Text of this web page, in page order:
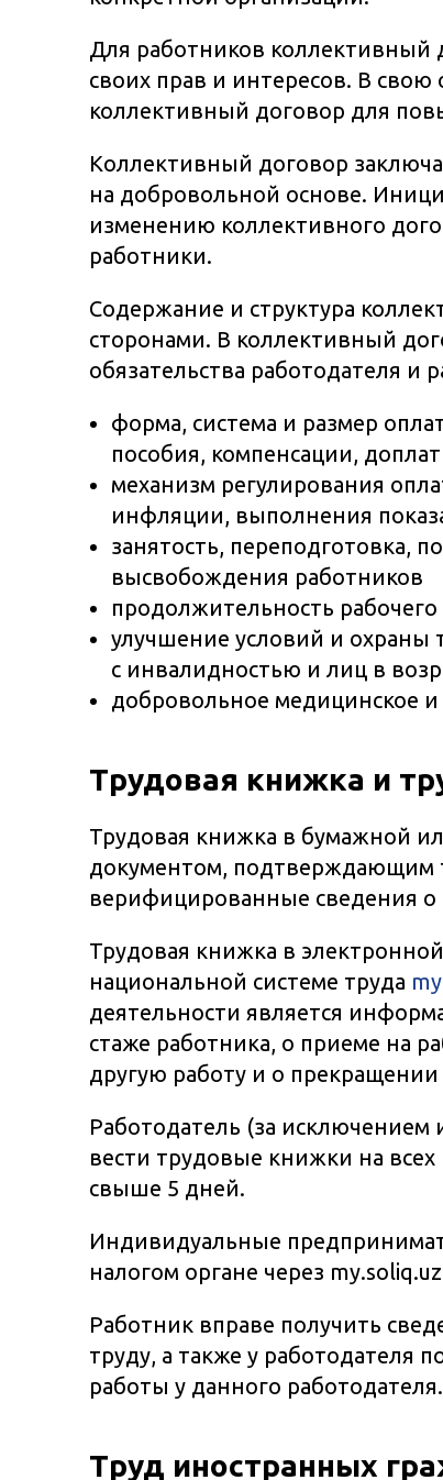
Для работников коллективный
своих прав и интересов. В свою
коллективный договор для
Коллективный договор
на добровольной основе.
изменению коллективного
работники.
Содержание и структура
сторонами. В коллективный
обязательства работодателя
форма, система и размер
пособия, компенсации,
механизм регулирования
инфляции, выполнения
занятость, переподготовка,
высвобождения работников
продолжительность
улучшение условий и охраны
с инвалидностью и лиц в
добровольное медицинское и
Трудовая книжка и
Трудовая книжка в бумажной
документом, подтверждающим
верифицированные сведения о
Трудовая книжка в
национальной системе труда
деятельности является
стаже работника, о приеме на
другую работу и о
Работодатель (за
вести трудовые книжки на
свыше 5 дней.
Индивидуальные
налогом органе через
Работник вправе получить
труду, а также у работодателя
работы у данного работодателя.
Труд иностранных